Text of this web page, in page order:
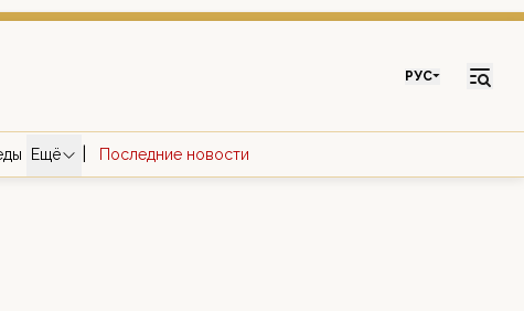
РУС
Ещё Последние новости